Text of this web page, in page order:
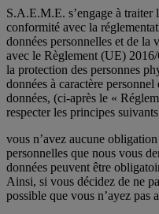
S.A.E.M.E. s’engage à traiter
conformité avec la
données personnelles et de
avec le Règlement (UE)
la protection des personnes
données à caractère
données, (ci-après le «
respecter les principes
vous n’avez aucune
personnelles que nous vous
données peuvent être
Ainsi, si vous décidez de ne
possible que vous n’ayez pas